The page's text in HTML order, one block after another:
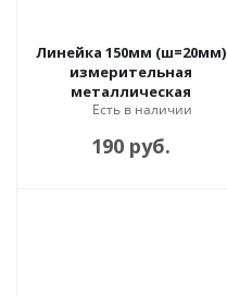
Линейка 150мм (ш=20мм)
измерительная
металлическая
Есть в наличии
190 руб.